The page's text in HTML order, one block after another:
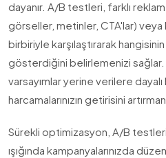
dayanır. A/B testleri, farklı
görseller, metinler, CTA'lar)
birbiriyle karşılaştırarak
gösterdiğini belirlemenizi sağlar.
varsayımlar yerine verilere dayalı
harcamalarınızın getirisini
Sürekli optimizasyon, A/B
ışığında kampanyalarınızda